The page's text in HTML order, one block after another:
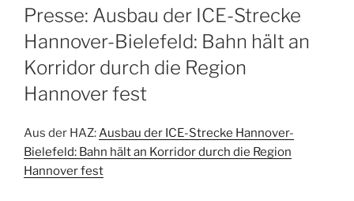
AM
Presse: Ausbau der ICE-Strecke
Hannover-Bielefeld: Bahn hält an
Korridor durch die Region
Hannover fest
Aus der HAZ:Ausbau der ICE-Strecke Hannover-
Bielefeld: Bahn hält an Korridor durch die Region
Hannover fest